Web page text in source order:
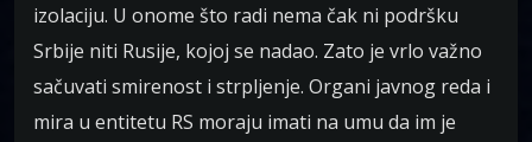
izolaciju. U onome što radi nema čak ni podršku
Srbije niti Rusije, kojoj se nadao. Zato je vrlo važno
sačuvati smirenost i strpljenje. Organi javnog reda i
mira u entitetu RS moraju imati na umu da im je